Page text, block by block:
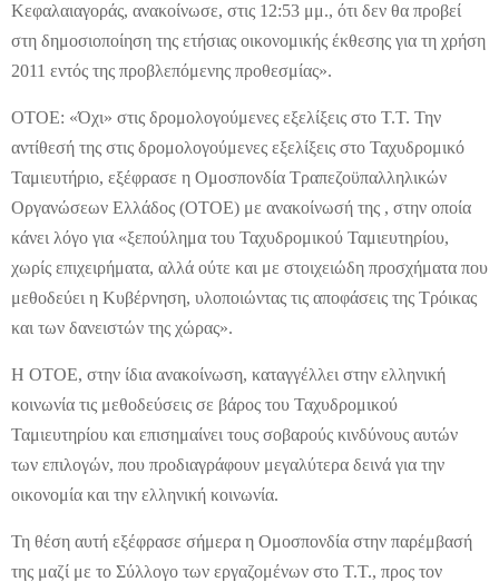
Κεφαλαιαγοράς, ανακοίνωσε, στις 12:53 μμ., ότι δεν θα προβεί
στη δημοσιοποίηση της ετήσιας οικονομικής έκθεσης για τη χρήση
2011 εντός της προβλεπόμενης προθεσμίας».
ΟΤΟΕ: «Όχι» στις δρομολογούμενες εξελίξεις στο Τ.Τ. Την
αντίθεσή της στις δρομολογούμενες εξελίξεις στο Ταχυδρομικό
Ταμιευτήριο, εξέφρασε η Ομοσπονδία Τραπεζοϋπαλληλικών
Οργανώσεων Ελλάδος (ΟΤΟΕ) με ανακοίνωσή της , στην οποία
κάνει λόγο για «ξεπούλημα του Ταχυδρομικού Ταμιευτηρίου,
χωρίς επιχειρήματα, αλλά ούτε και με στοιχειώδη προσχήματα που
μεθοδεύει η Κυβέρνηση, υλοποιώντας τις αποφάσεις της Τρόικας
και των δανειστών της χώρας».
Η ΟΤΟΕ, στην ίδια ανακοίνωση, καταγγέλλει στην ελληνική
κοινωνία τις μεθοδεύσεις σε βάρος του Ταχυδρομικού
Ταμιευτηρίου και επισημαίνει τους σοβαρούς κινδύνους αυτών
των επιλογών, που προδιαγράφουν μεγαλύτερα δεινά για την
οικονομία και την ελληνική κοινωνία.
Τη θέση αυτή εξέφρασε σήμερα η Ομοσπονδία στην παρέμβασή
της μαζί με το Σύλλογο των εργαζομένων στο Τ.Τ., προς τον